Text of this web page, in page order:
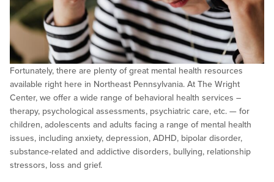
Fortunately, there are plenty of great mental health resources
available right here in Northeast Pennsylvania. At The Wright
Center, we offer a wide range of behavioral health services –
therapy, psychological assessments, psychiatric care, etc. — for
children, adolescents and adults facing a range of mental health
issues, including anxiety, depression, ADHD, bipolar disorder,
substance-related and addictive disorders, bullying, relationship
stressors, loss and grief.